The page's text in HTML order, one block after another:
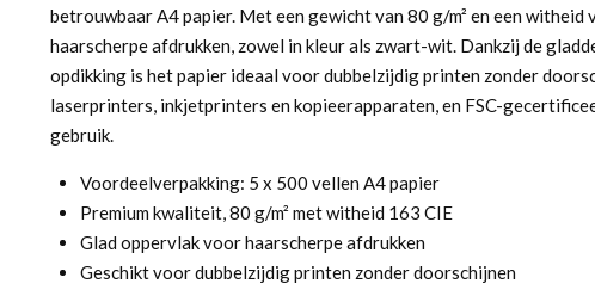
betrouwbaar A4 papier. Met een gewicht van 80 g/m² en een witheid
haarscherpe afdrukken, zowel in kleur als zwart-wit. Dankzij de
opdikking is het papier ideaal voor dubbelzijdig printen zonder
laserprinters, inkjetprinters en kopieerapparaten, en FSC-
gebruik.
Voordeelverpakking: 5 x 500 vellen A4 papier
Premium kwaliteit, 80 g/m² met witheid 163 CIE
Glad oppervlak voor haarscherpe afdrukken
Geschikt voor dubbelzijdig printen zonder doorschijnen